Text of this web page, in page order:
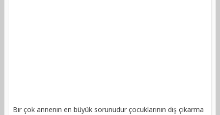
Bir çok annenin en büyük sorunudur çocuklarının diş çıkarma